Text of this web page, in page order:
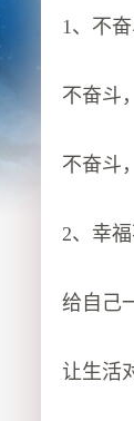
1、不
不奋斗
不奋斗
2、幸
给自己
让生活